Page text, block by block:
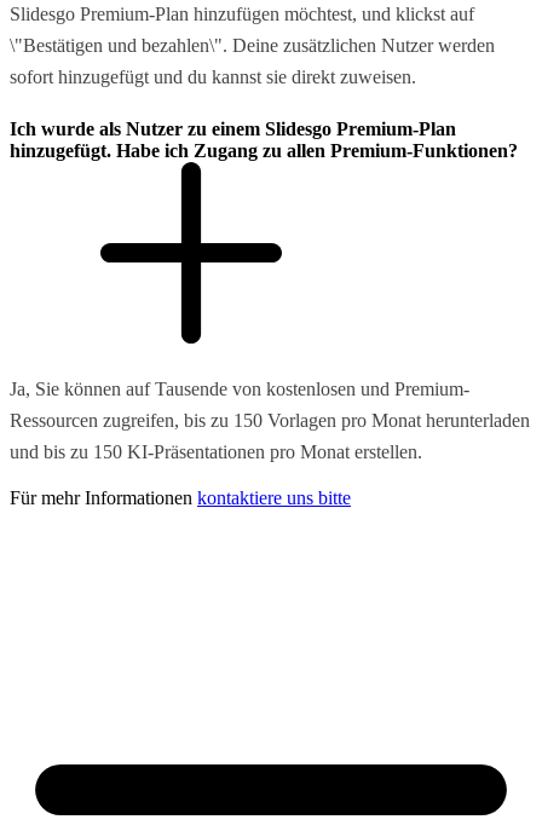
Slidesgo Premium-Plan hinzufügen möchtest, und klickst auf
\"Bestätigen und bezahlen\". Deine zusätzlichen Nutzer werden
sofort hinzugefügt und du kannst sie direkt zuweisen.
Ich wurde als Nutzer zu einem Slidesgo Premium-Plan
hinzugefügt. Habe ich Zugang zu allen Premium-Funktionen?
Ja, Sie können auf Tausende von kostenlosen und Premium-
Ressourcen zugreifen, bis zu 150 Vorlagen pro Monat herunterladen
und bis zu 150 KI-Präsentationen pro Monat erstellen.
Für mehr Informationen kontaktiere uns bitte